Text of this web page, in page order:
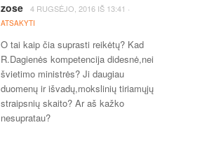
zose 4 RUGSĖJO, 2016 IŠ 13:41 ·
ATSAKYTI
O tai kaip čia suprasti reikėtų? Kad
R.Dagienės kompetencija didesnė,nei
švietimo ministrės? Ji daugiau
duomenų ir išvadų,mokslinių tiriamųjų
straipsnių skaito? Ar aš kažko
nesupratau?